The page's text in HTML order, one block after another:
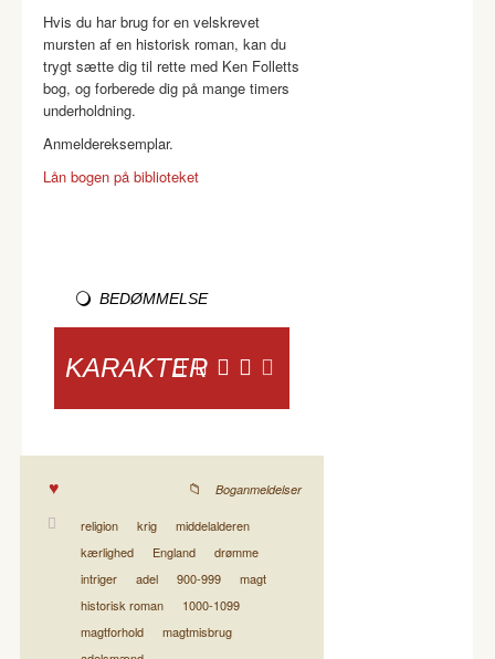
Hvis du har brug for en velskrevet
mursten af en historisk roman, kan du
trygt sætte dig til rette med Ken Folletts
bog, og forberede dig på mange timers
underholdning.
Anmeldereksemplar.
Lån bogen på biblioteket
BEDØMMELSE
KARAKTER
Boganmeldelser
religion krig
middelalderen
kærlighed
England
drømme
intriger
adel 900-999
magt
historisk roman
1000-1099
magtforhold
magtmisbrug